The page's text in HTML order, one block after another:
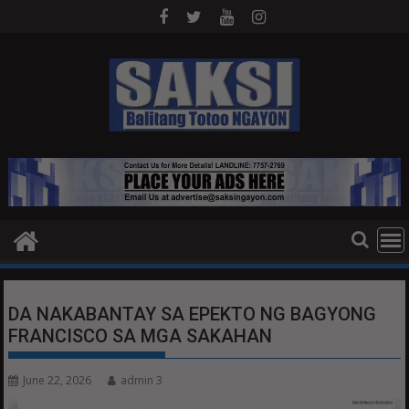
DA NAKABANTAY SA EPEKTO NG BAGYONG
FRANCISCO SA MGA SAKAHAN
June 22, 2026 admin 3